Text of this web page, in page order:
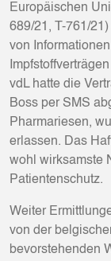
Europäischen
689/21, T-761/
von
vdL hatte die
Boss per SMS
Pharmariesen,
erlassen. Das
wohl wirksamste
Patientenschutz.
Weiter
von der
bevorstehenden